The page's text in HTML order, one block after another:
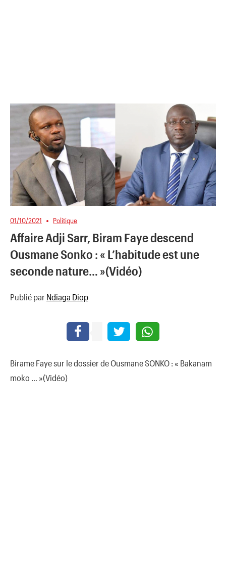
01/10/2021 Politique
Affaire Adji Sarr, Biram Faye descend
Ousmane Sonko : « L’habitude est une
seconde nature… »(Vidéo)
Publié par Ndiaga Diop
Birame Faye sur le dossier de Ousmane SONKO : « Bakanam
moko … »(Vidéo)